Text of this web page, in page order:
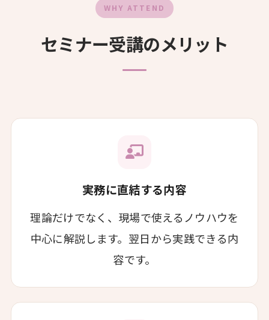
WHY ATTEND
セミナー受講のメリット
実務に直結する内容
理論だけでなく、現場で使えるノウハウを
中心に解説します。翌日から実践できる内
容です。